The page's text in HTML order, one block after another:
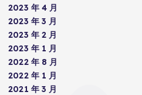
2023 年 4 月
2023 年 3 月
2023 年 2 月
2023 年 1 月
2022 年 8 月
2022 年 1 月
2021 年 3 月